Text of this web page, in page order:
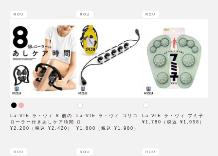
ROU
La-VIE ラ・ヴィ 8 個の
ローラー付きあしケア時間
¥2,200（税込 ¥2,420）
ROU
La-VIE ラ・ヴィ ゴリコ
ロ
¥1,800（税込 ¥1,980）
ROU
La-VIE ラ・ヴィ フミ子
¥1,780（税込 ¥1,958）
ROU ROU ROU